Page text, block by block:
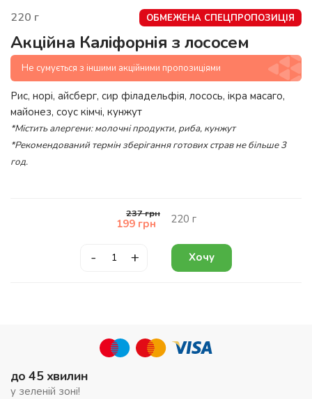
220 г ОБМЕЖЕНА СПЕЦПРОПОЗИЦІЯ
Акційна Каліфорнія з лососем
Не сумується з іншими акційними пропозиціями
Рис, норі, айсберг, сир філадельфія, лосось, ікра масаго,
майонез, соус кімчі, кунжут
*Містить алергени: молочні продукти, риба, кунжут
*Рекомендований термін зберігання готових страв не більше 3
год.
237грн
199 грн 220 г
- + Хочу
до 45 хвилин
у зеленій зоні!